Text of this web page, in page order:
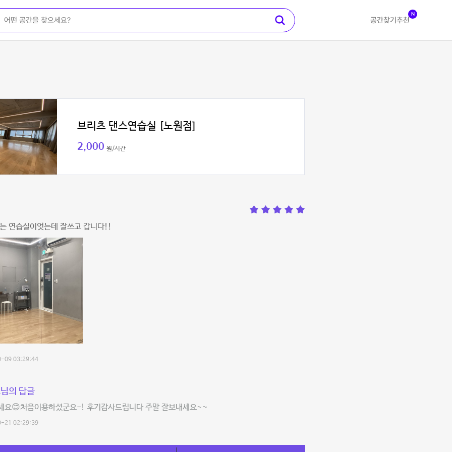
공간찾기 추천
N
브리츠 댄스연습실 [노원점]
2,000 원/시간
연습실이엇는데 잘쓰고 갑니다!!
09 03:29:44
의 답글
요😊처음이용하셨군요-! 후기감사드립니다 주말 잘보내세요~~
21 02:29:39